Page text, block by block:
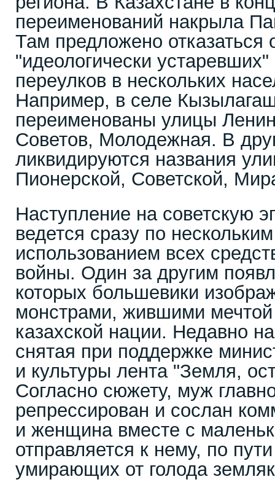
переименований накрыла
Там предложено отказаться
"идеологически
переулков в нескольких
Например, в селе
переименованы улицы
Советов, Молодежная. В
ликвидируются названия
Пионерской, Советской,
Наступление на советскую
ведется сразу по
использованием всех
войны. Один за другим
которых большевики
монстрами, жившими
казахской нации. Недавно
снятая при поддержке
и культуры лента "Земля,
Согласно сюжету, муж
репрессирован и сослан
и женщина вместе с
отправляется к нему, по
умирающих от голода